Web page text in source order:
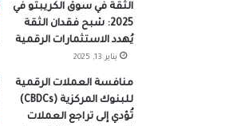
الثقة في سوق الكريبتو في
2025: شبح فقدان الثقة
يُهدد الاستثمارات الرقمية
يناير 13, 2025
منافسة العملات الرقمية
للبنوك المركزية (CBDCs)
تُؤدي إلى تراجع العملات